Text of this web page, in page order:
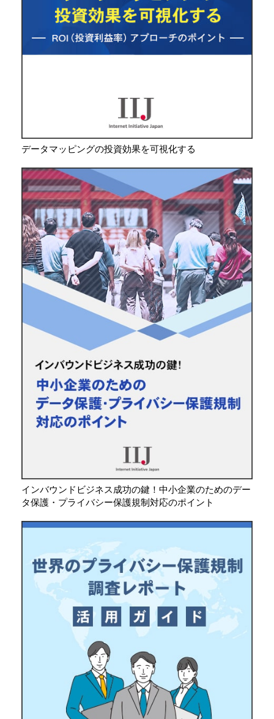
データマッピングの投資効果を可視化する
インバウンドビジネス成功の鍵！中小企業のためのデー
タ保護・プライバシー保護規制対応のポイント